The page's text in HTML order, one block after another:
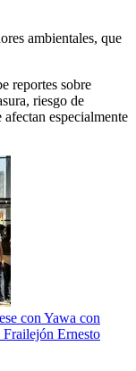
ambientales, que
reportes sobre
riesgo de
especialmente
con Yawa con
Frailejón Ernesto